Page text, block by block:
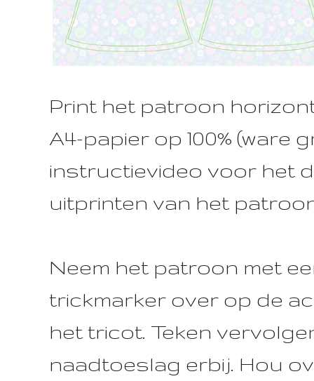
Print het patroon
A4-papier op 100% (ware
instructievideo voor het
uitprinten van het
Neem het patroon met
trickmarker over op de
het tricot. Teken
naadtoeslag erbij. Hou